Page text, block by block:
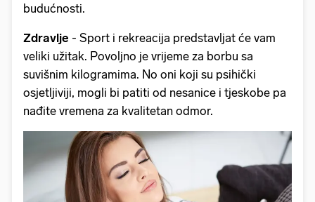
budućnosti.
Zdravlje - Sport i rekreacija predstavljat će vam
veliki užitak. Povoljno je vrijeme za borbu sa
suvišnim kilogramima. No oni koji su psihički
osjetljiviji, mogli bi patiti od nesanice i tjeskobe pa
nađite vremena za kvalitetan odmor.